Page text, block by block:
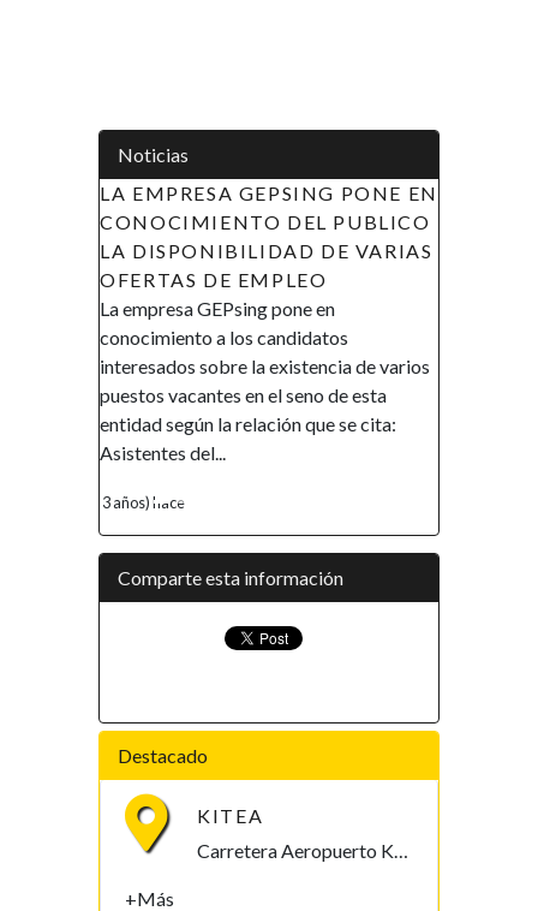
Noticias
PONE EN
PUBLICO
DE VARIAS
de varios
de esta
que se cita:
APOYO A LAS INICIATIVAS DE
LA MUJER EN GUINEA
ECUATORIAL (AIMUGE) - AVISO
DE RECLUTAMIENTO
AVISO DE RECLUTAMIENTO El
Gobierno de la República de Guinea
Ecuatorial en el marco de su política de
promover la inclusión y la autonomía
financiera, así como el empoderamiento
de la mujer, ha...
4 años) hace
Comparte esta información
Destacado
KITEA
+Más